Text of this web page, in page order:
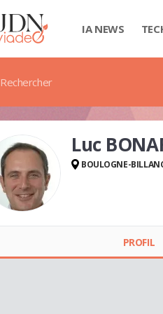
IA NEWS
Rechercher
Luc
BOULOGNE-
PROFIL